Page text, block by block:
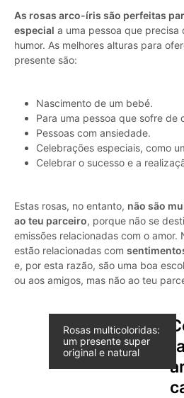
As rosas arco-íris são perfeitas
especial a uma pessoa que precisa
humor. As melhores alturas para
presente são:
Nascimento de um bebé.
Para uma pessoa que sofre de
Pessoas com ansiedade.
Celebrações especiais, como
Celebrar o sucesso e a
Estas rosas, no entanto, não são
ao teu parceiro, porque não se
emissões relacionadas com o amor.
estão relacionadas com
e, por esta razão, são uma boa
ou aos amigos, mas não ao teu
Rosas multicoloridas:
um presente super
original e natural